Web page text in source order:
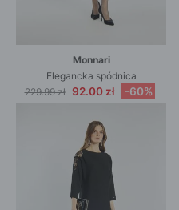
Monnari
Elegancka spódnica
229.99 zł 92.00 zł -60%